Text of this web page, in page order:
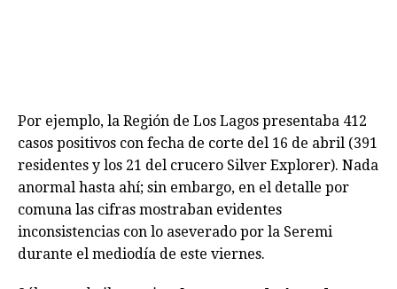
Por ejemplo, la Región de Los Lagos presentaba 412
casos positivos con fecha de corte del 16 de abril (391
residentes y los 21 del crucero Silver Explorer). Nada
anormal hasta ahí; sin embargo, en el detalle por
comuna las cifras mostraban evidentes
inconsistencias con lo aseverado por la Seremi
durante el mediodía de este viernes.